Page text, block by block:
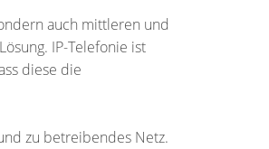
auch mittleren und
IP-Telefonie ist
diese die
zu betreibendes Netz.